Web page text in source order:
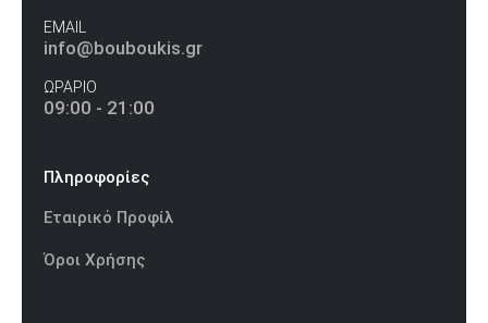
EMAIL
info@bouboukis.gr
ΩΡΑΡΙΟ
09:00 - 21:00
Πληροφορίες
Εταιρικό Προφίλ
Όροι Χρήσης